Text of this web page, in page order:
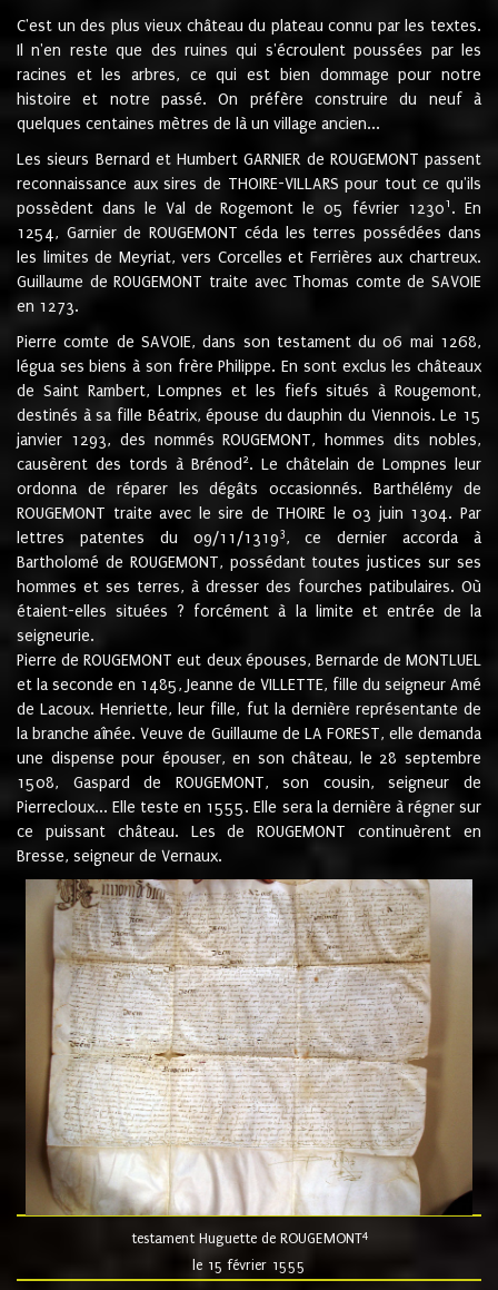
C'est un des plus vieux château du plateau connu par les textes.
Il n'en reste que des ruines qui s'écroulent poussées par les
racines et les arbres, ce qui est bien dommage pour notre
histoire et notre passé. On préfère construire du neuf à
quelques centaines mètres de là un village ancien...
Les sieurs Bernard et Humbert GARNIER de ROUGEMONT passent
reconnaissance aux sires de THOIRE-VILLARS pour tout ce qu'ils
possèdent dans le Val de Rogemont le 05 février 12301 . En
1254, Garnier de ROUGEMONT céda les terres possédées dans
les limites de Meyriat, vers Corcelles et Ferrières aux chartreux.
Guillaume de ROUGEMONT traite avec Thomas comte de SAVOIE
en 1273.
Pierre comte de SAVOIE, dans son testament du 06 mai 1268,
légua ses biens à son frère Philippe. En sont exclus les châteaux
de Saint Rambert, Lompnes et les fiefs situés à Rougemont,
destinés à sa fille Béatrix, épouse du dauphin du Viennois. Le 15
janvier 1293, des nommés ROUGEMONT, hommes dits nobles,
causèrent des tords à Brénod 2. Le châtelain de Lompnes leur
ordonna de réparer les dégâts occasionnés. Barthélémy de
ROUGEMONT traite avec le sire de THOIRE le 03 juin 1304. Par
lettres patentes du 09/11/13193, ce dernier accorda à
Bartholomé de ROUGEMONT, possédant toutes justices sur ses
hommes et ses terres, à dresser des fourches patibulaires. Où
étaient-elles situées ? forcément à la limite et entrée de la
seigneurie.
Pierre de ROUGEMONT eut deux épouses, Bernarde de MONTLUEL
et la seconde en 1485, Jeanne de VILLETTE, fille du seigneur Amé
de Lacoux. Henriette, leur fille, fut la dernière représentante de
la branche aînée. Veuve de Guillaume de LA FOREST, elle demanda
une dispense pour épouser, en son château, le 28 septembre
1508, Gaspard de ROUGEMONT, son cousin, seigneur de
Pierrecloux... Elle teste en 1555. Elle sera la dernière à régner sur
ce puissant château. Les de ROUGEMONT continuèrent en
Bresse, seigneur de Vernaux.
testament Huguette de ROUGEMONT4
le 15 février 1555